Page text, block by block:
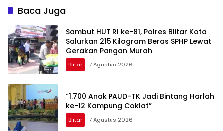
Blitar.Baca Juga
Sambut HUT RI ke-81, Polres Blitar Kota
Salurkan 215 Kilogram Beras SPHP Lewat
Gerakan Pangan Murah
Blitar 7 Agustus 2026
“1.700 Anak PAUD-TK Jadi Bintang Harlah
ke-12 Kampung Coklat”
Blitar 7 Agustus 2026